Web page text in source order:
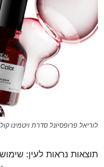
לוריאל פרופסיונל סדרת ויטמינו
תוצאות נראות לעין: